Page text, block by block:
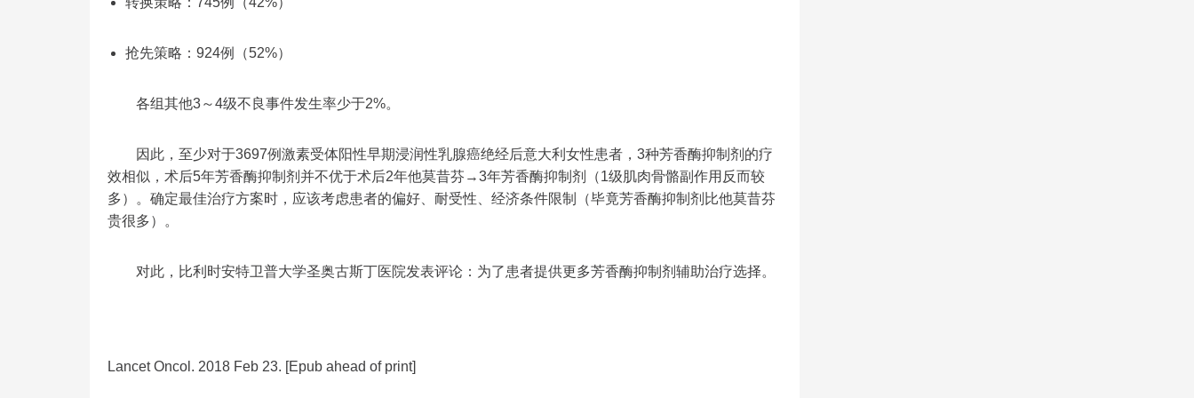
抢先策略：924例（52%）
各组其他3～4级不良事件发生率少于2%。
因此，至少对于3697例激素受体阳性早期浸润性乳腺癌绝经后意大利女性患者，3种芳香酶抑制剂的疗
效相似，术后5年芳香酶抑制剂并不优于术后2年他莫昔芬→3年芳香酶抑制剂（1级肌肉骨骼副作用反而较
多）。确定最佳治疗方案时，应该考虑患者的偏好、耐受性、经济条件限制（毕竟芳香酶抑制剂比他莫昔芬
贵很多）。
对此，比利时安特卫普大学圣奥古斯丁医院发表评论：为了患者提供更多芳香酶抑制剂辅助治疗选择。
Lancet Oncol. 2018 Feb 23. [Epub ahead of print]